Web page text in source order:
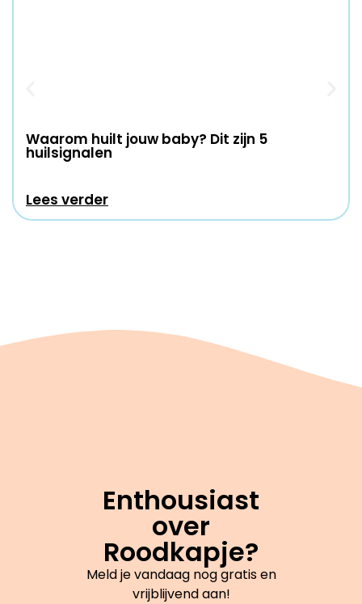
Waarom huilt jouw baby? Dit zijn 5
huilsignalen
Lees verder
Enthousiast
over
Roodkapje?
Meld je vandaag nog gratis en
vrijblijvend aan!